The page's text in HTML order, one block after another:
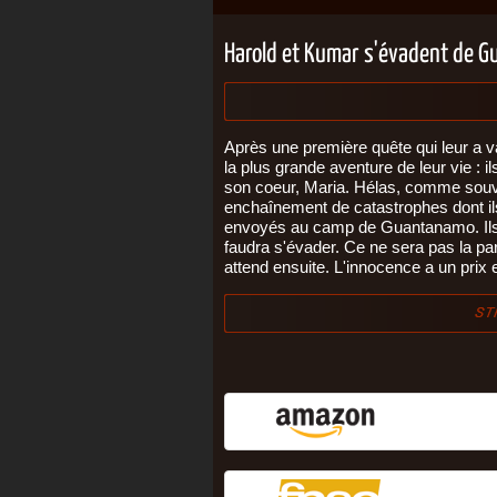
Harold et Kumar s'évadent de
Après une première quête qui leur a
la plus grande aventure de leur vie :
son coeur, Maria. Hélas, comme
enchaînement de catastrophes dont
envoyés au camp de Guantanamo.
faudra s'évader. Ce ne sera pas la
attend ensuite. L'innocence a un